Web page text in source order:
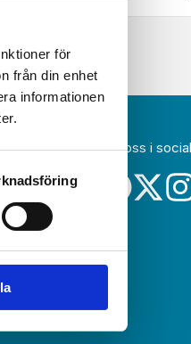
för
från din enhet
informationen
Följ oss i